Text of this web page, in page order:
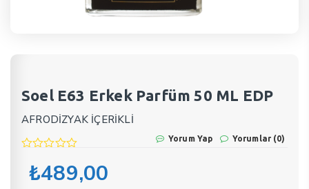
Soel E63 Erkek Parfüm 50 ML EDP
AFRODİZYAK İÇERİKLİ
Yorum Yap Yorumlar (0)
₺489,00